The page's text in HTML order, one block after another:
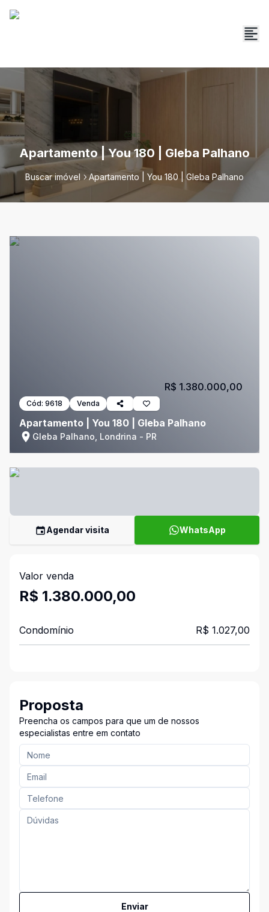
Apartamento | You 180 | Gleba Palhano
Buscar imóvel Apartamento | You 180 | Gleba Palhano
Cód: 9618 Venda
Apartamento | You 180 | Gleba Palhano
Gleba Palhano, Londrina - PR
R$ 1.380.000,00
Agendar visita WhatsApp
Valor venda
R$ 1.380.000,00
Condomínio R$ 1.027,00
Proposta
Preencha os campos para que um de nossos
especialistas entre em contato
Enviar